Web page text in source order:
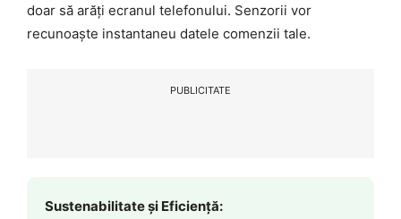
doar să arăți ecranul telefonului. Senzorii vor
recunoaște instantaneu datele comenzii tale.
PUBLICITATE
Sustenabilitate și Eficiență: